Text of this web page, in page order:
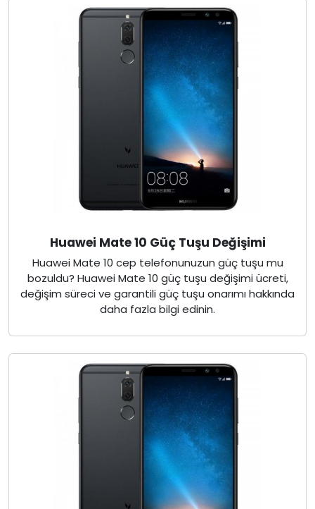
Huawei Mate 10 Güç Tuşu Değişimi
Huawei Mate 10 cep telefonunuzun güç tuşu mu
bozuldu? Huawei Mate 10 güç tuşu değişimi ücreti,
değişim süreci ve garantili güç tuşu onarımı hakkında
daha fazla bilgi edinin.